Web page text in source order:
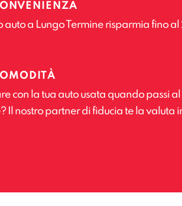
auto a Lungo Termine risparmia fino
con la tua auto usata quando passi
Il nostro partner di fiducia te la valuta